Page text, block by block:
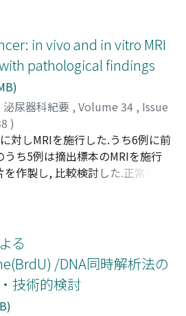
, 腎周囲脂肪織への浸潤に関して
ったに過ぎなかった.また, 鑑別診
ントラスト(腎腫瘍のintensity/腸腰
した.clear cell typeの腎癌では
ントラストは, 100前後, T2強調
50以下を示したのに対し, spindle
像では109であったが, T2画像で
.腎血管筋脂肪腫では明らかに脂
外の部位で%コントラストを計算
例とも50以下, T2画像では2例で
の値を示した.このように症例は
と予想された
in vivo and in vitro MRI
pathological findings
泌尿器科紀要 , Volume 34 , Issue
)
Shuichi;OKADA, Kenichiro;
Kazumasa;西村, 一男;飛
吉田, 修;西村, 一雅
対しMRIを施行した.うち6例に前
ち5例は摘出標本のMRIを施行
作製し, 比較検討した.正常の前
摘出され, 両者の間には信号の無
intensityを示したが, 外腺内の
りlow intensityを示した.また, 外
浸潤していく部分に一致して内,
くは全部の消失を認めた.これら
認められた.MRIは, 前立腺癌の
価値がある
る
/DNA同時解析法の
技術的検討